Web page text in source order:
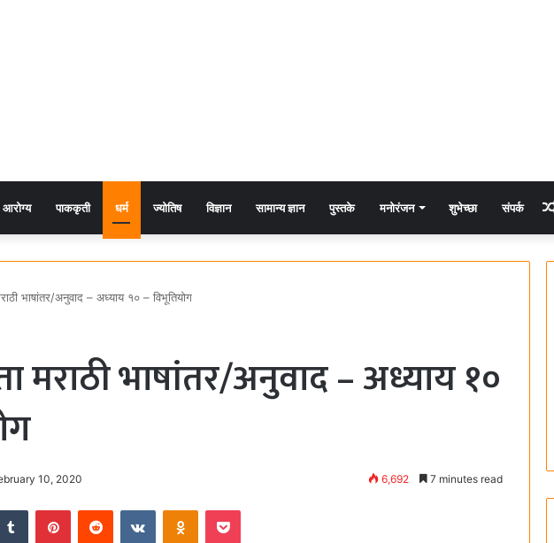
आरोग्य पाककृती धर्म ज्योतिष विज्ञान सामान्य ज्ञान पुस्तके मनोरंजन शुभेच्छा संपर्क
भाषांतर/अनुवाद – अध्याय १० – विभूतियोग
मराठी भाषांतर/अनुवाद – अध्याय १०
10, 2020 6,692 7 minutes read